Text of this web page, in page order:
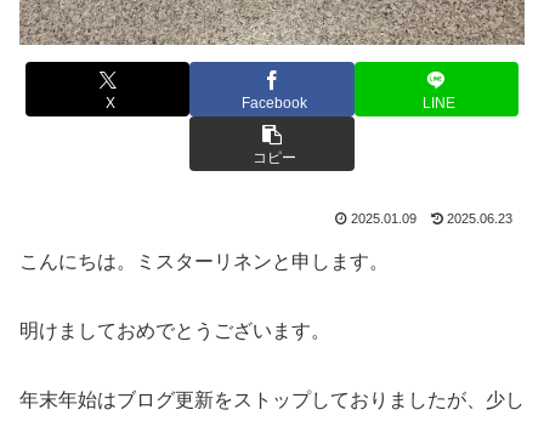
X Facebook LINE
コピー
2025.01.09 2025.06.23
こんにちは。ミスターリネンと申します。
明けましておめでとうございます。
年末年始はブログ更新をストップしておりましたが、少し